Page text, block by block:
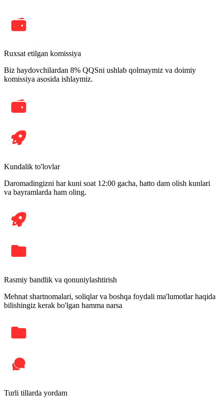
Ruxsat etilgan komissiya
Biz haydovchilardan 8% QQSni ushlab qolmaymiz va doimiy
komissiya asosida ishlaymiz.
Kundalik to'lovlar
Daromadingizni har kuni soat 12:00 gacha, hatto dam olish kunlari
va bayramlarda ham oling.
Rasmiy bandlik va qonuniylashtirish
Mehnat shartnomalari, soliqlar va boshqa foydali ma'lumotlar haqida
bilishingiz kerak bo'lgan hamma narsa
Turli tillarda yordam